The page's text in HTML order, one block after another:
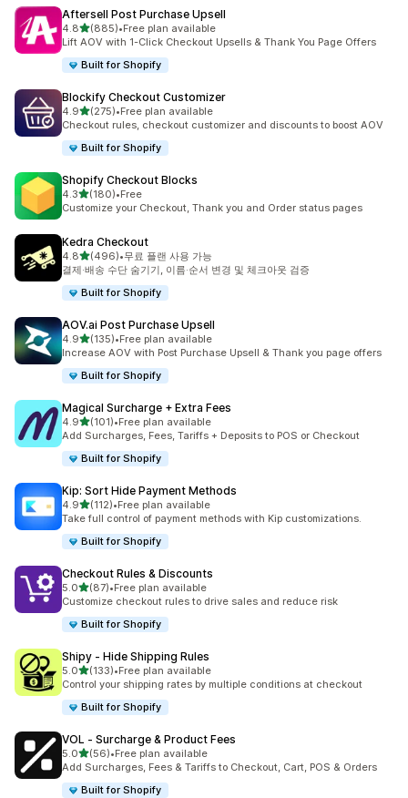
Aftersell Post Purchase Upsell
4.8별 5개 중
(885)
총 리뷰 885개
•Free plan available
Lift AOV with 1-Click Checkout Upsells & Thank You Page Offers
Built for Shopify
Blockify Checkout Customizer
4.9별 5개 중
(275)
총 리뷰 275개
•Free plan available
Checkout rules, checkout customizer and discounts to boost AOV
Built for Shopify
Shopify Checkout Blocks
4.3별 5개 중
(180)
총 리뷰 180개
•Free
Customize your Checkout, Thank you and Order status pages
Kedra Checkout
4.8별 5개 중
(496)
총 리뷰 496개
•무료 플랜 사용 가능
결제·배송 수단 숨기기, 이름·순서 변경 및 체크아웃 검증
Built for Shopify
AOV.ai Post Purchase Upsell
4.9별 5개 중
(135)
총 리뷰 135개
•Free plan available
Increase AOV with Post Purchase Upsell & Thank you page offers
Built for Shopify
Magical Surcharge + Extra Fees
4.9별 5개 중
(101)
총 리뷰 101개
•Free plan available
Add Surcharges, Fees, Tariffs + Deposits to POS or Checkout
Built for Shopify
Kip: Sort Hide Payment Methods
4.9별 5개 중
(112)
총 리뷰 112개
•Free plan available
Take full control of payment methods with Kip customizations.
Built for Shopify
Checkout Rules & Discounts
5.0별 5개 중
(87)
총 리뷰 87개
•Free plan available
Customize checkout rules to drive sales and reduce risk
Built for Shopify
Shipy ‑ Hide Shipping Rules
5.0별 5개 중
(133)
총 리뷰 133개
•Free plan available
Control your shipping rates by multiple conditions at checkout
Built for Shopify
VOL ‑ Surcharge & Product Fees
5.0별 5개 중
(56)
총 리뷰 56개
•Free plan available
Add Surcharges, Fees & Tariffs to Checkout, Cart, POS & Orders
Built for Shopify